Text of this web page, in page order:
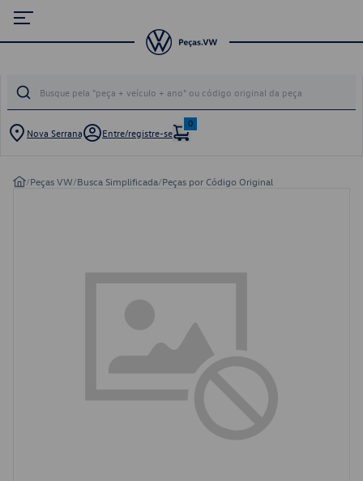
Nova Serrana Entre/registre-se
0
/Peças VW/Busca Simplificada/Peças por Código Original